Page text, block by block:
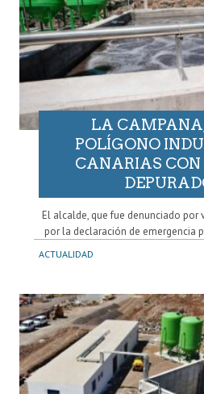
LA
POLÍGONO
CANARIAS CON
El alcalde, que fue denunciado por
por la declaración de emergencia
ACTUALIDAD